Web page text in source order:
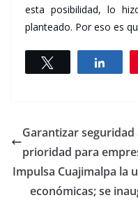
esta posibilidad, lo
planteado. Por eso es
Garantizar seguridad
prioridad para
Impulsa Cuajimalpa la
económicas; se